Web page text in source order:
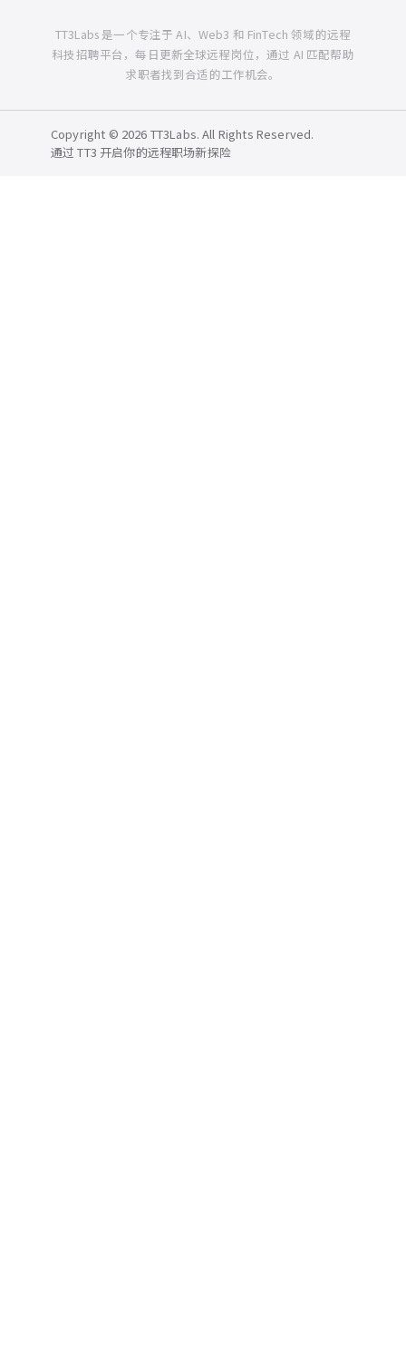
TT3Labs 是一个专注于 AI、Web3 和 FinTech 领域的远程
科技招聘平台，每日更新全球远程岗位，通过 AI 匹配帮助
求职者找到合适的工作机会。
Copyright © 2026 TT3Labs. All Rights Reserved.
通过 TT3 开启你的远程职场新探险